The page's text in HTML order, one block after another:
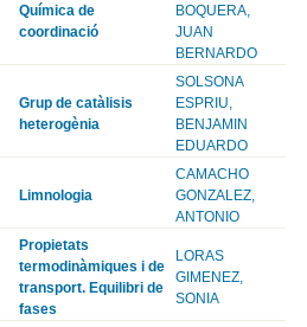
Química de
coordinació
BOQUERA,
JUAN
BERNARDO
Grup de catàlisis
heterogènia
SOLSONA
ESPRIU,
BENJAMIN
EDUARDO
Limnologia
CAMACHO
GONZALEZ,
ANTONIO
Propietats
termodinàmiques i de
transport. Equilibri de
fases
LORAS
GIMENEZ,
SONIA